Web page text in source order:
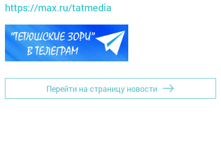
https://max.ru/tatmedia
Перейти на страницу новости